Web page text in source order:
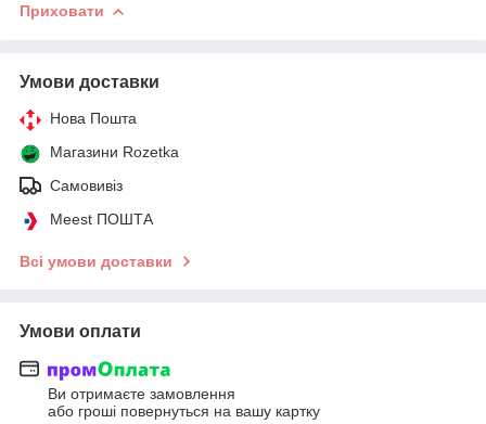
Приховати
Умови доставки
Нова Пошта
Магазини Rozetka
Самовивіз
Meest ПОШТА
Всі умови доставки
Умови оплати
Ви отримаєте замовлення
або гроші повернуться на вашу картку